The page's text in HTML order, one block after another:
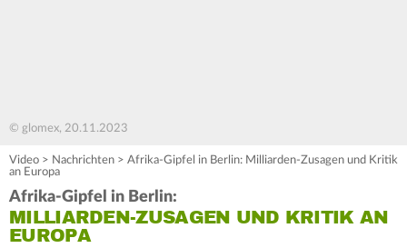
© glomex, 20.11.2023
Video > Nachrichten > Afrika-Gipfel in Berlin: Milliarden-Zusagen und Kritik
an Europa
Afrika-Gipfel in Berlin:
MILLIARDEN-ZUSAGEN UND KRITIK AN
EUROPA